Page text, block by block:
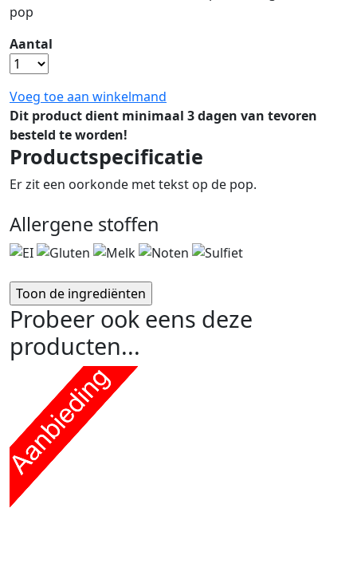
pop
Aantal
Voeg toe aan winkelmand
Dit product dient minimaal 3 dagen van tevoren
besteld te worden!
Productspecificatie
Er zit een oorkonde met tekst op de pop.
Allergene stoffen
Probeer ook eens deze
producten...